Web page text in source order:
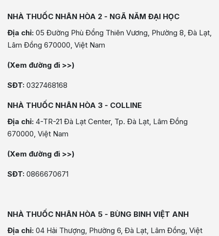
NHÀ THUỐC NHÂN HÒA 2 - NGÃ NĂM ĐẠI HỌC
Địa chỉ: 05 Đường Phù Đổng Thiên Vương, Phường 8, Đà Lạt,
Lâm Đồng 670000, Việt Nam
(Xem đường đi >>)
SĐT: 0327468168
NHÀ THUỐC NHÂN HÒA 3 - COLLINE
Địa chỉ: 4-TR-21 Đà Lạt Center, Tp. Đà Lạt, Lâm Đồng
670000, Việt Nam
(Xem đường đi >>)
SĐT: 0866670671
NHÀ THUỐC NHÂN HÒA 5 - BÙNG BINH VIỆT ANH
Địa chỉ: 04 Hải Thượng, Phường 6, Đà Lạt, Lâm Đồng, Việt